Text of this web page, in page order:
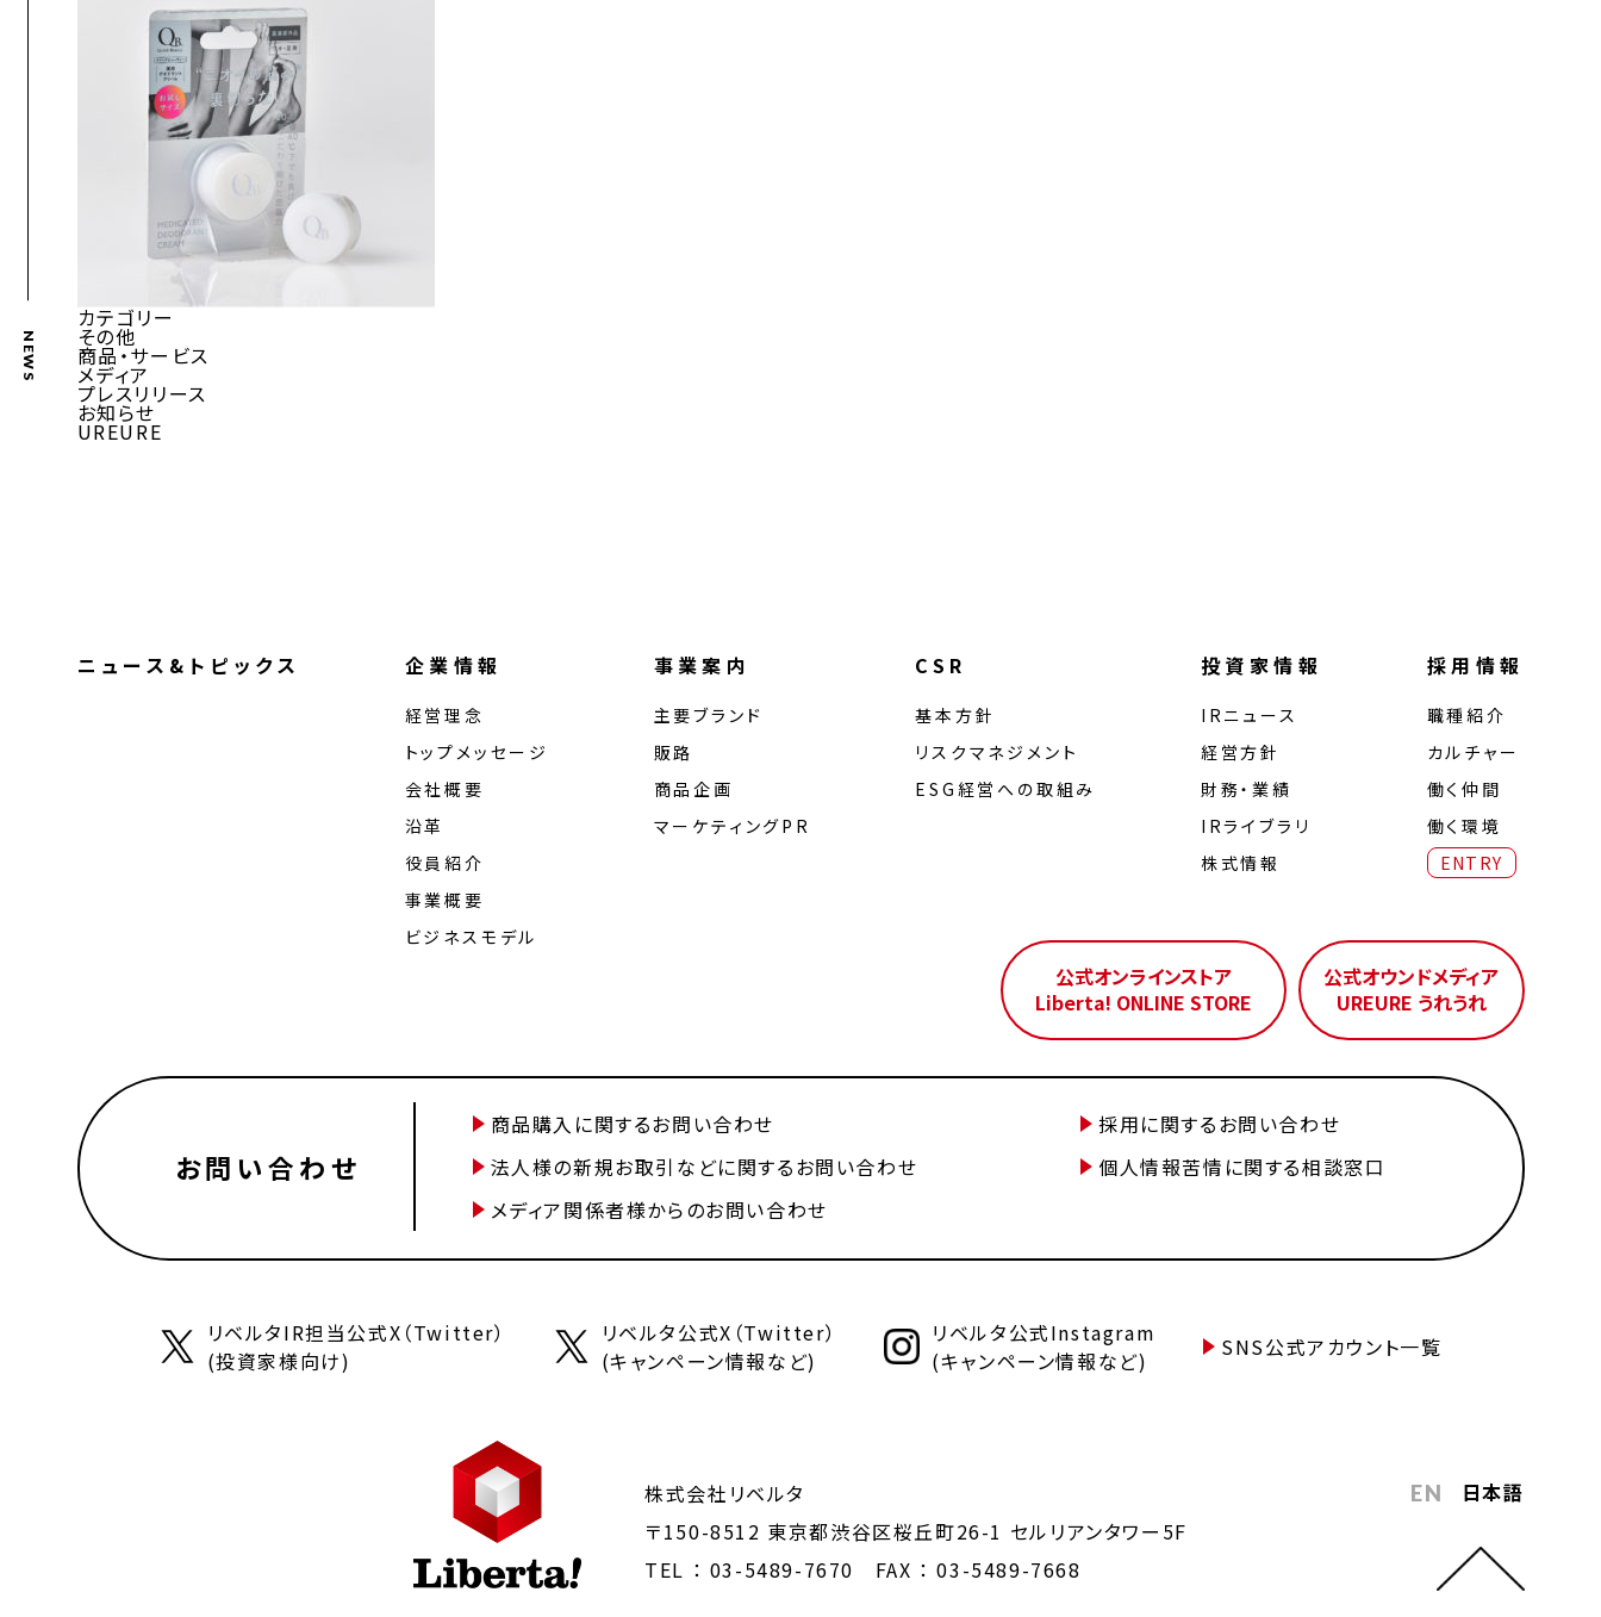
NEWS
カテゴリー
その他
商品・サービス
メディア
プレスリリース
お知らせ
UREURE
ニュース&トピックス 企業情報
経営理念
トップメッセージ
会社概要
沿革
役員紹介
事業概要
ビジネスモデル
事業案内
主要ブランド
販路
商品企画
マーケティングPR
CSR
基本方針
リスクマネジメント
ESG経営への取組み
投資家情報
IRニュース
経営⽅針
財務・業績
IRライブラリ
株式情報
採用情報
職種紹介
カルチャー
働く仲間
働く環境
ENTRY
公式オンラインストア
Liberta! ONLINE STORE
公式オウンドメディア
UREURE うれうれ
お問い合わせ
商品購入に関するお問い合わせ
採用に関するお問い合わせ
法人様の新規お取引などに関するお問い合わせ
個人情報苦情に関する相談窓口
メディア関係者様からのお問い合わせ
リベルタIR担当公式X（Twitter）
(投資家様向け)
リベルタ公式X（Twitter）
(キャンペーン情報など)
リベルタ公式Instagram
(キャンペーン情報など)
SNS公式アカウント一覧
EN 日本語
株式会社リベルタ
〒150-8512 東京都渋谷区桜丘町26-1 セルリアンタワー5F
TEL ： 03-5489-7670 FAX ： 03-5489-7668